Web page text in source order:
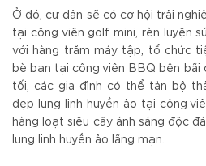
Ở đó, cư dân sẽ có cơ hội trải
tại công viên golf mini, rèn luyện
với hàng trăm máy tập, tổ chức
bè bạn tại công viên BBQ bên bãi
tối, các gia đình có thể tản bộ
đẹp lung linh huyền ảo tại công
hàng loạt siêu cây ánh sáng độc
lung linh huyền ảo lãng mạn.